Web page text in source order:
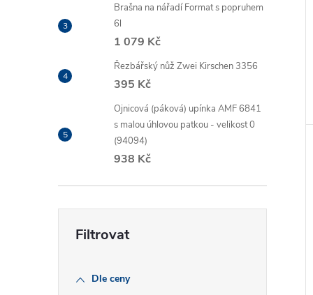
Brašna na nářadí Format s popruhem
6l
1 079 Kč
Řezbářský nůž Zwei Kirschen 3356
395 Kč
Ojnicová (páková) upínka AMF 6841
s malou úhlovou patkou - velikost 0
(94094)
938 Kč
Dle ceny